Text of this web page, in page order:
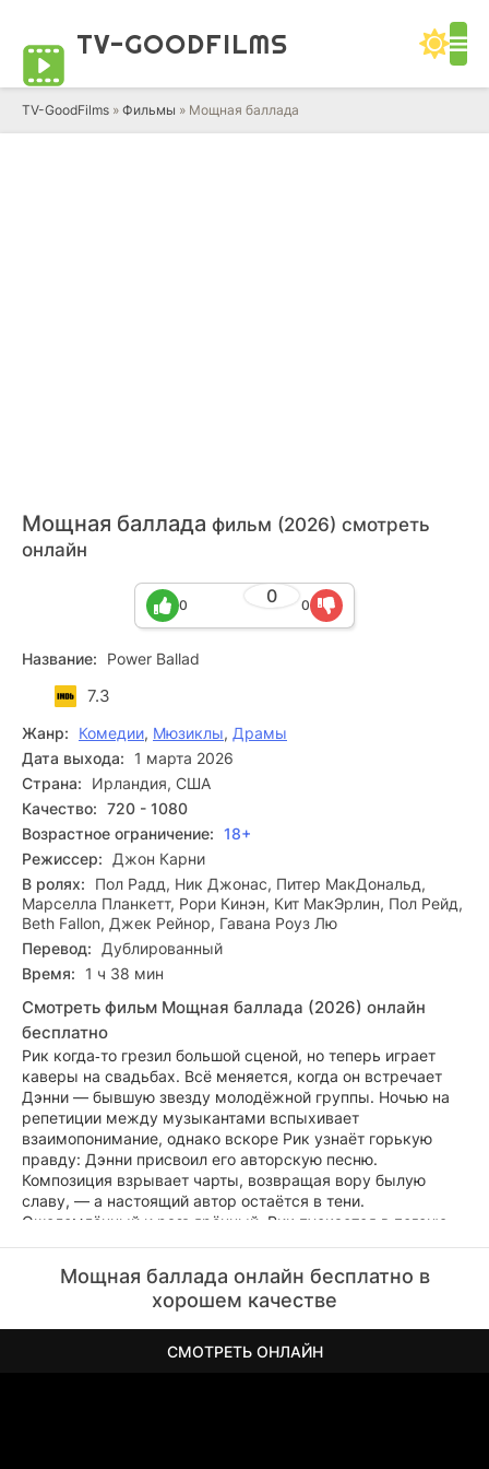
TV-GOODFILMS
TV-GoodFilms » Фильмы » Мощная баллада
Мощная баллада фильм (2026) смотреть
онлайн
0
0 0
Название: Power Ballad
7.3
Жанр: Комедии, Мюзиклы, Драмы
Дата выхода:
1 марта 2026
Страна:
Ирландия, США
Качество: 720 - 1080
Возрастное ограничение: 18+
Режиссер:
Джон Карни
В ролях:
Пол Радд, Ник Джонас, Питер МакДональд,
Марселла Планкетт, Рори Кинэн, Кит МакЭрлин, Пол Рейд,
Beth Fallon, Джек Рейнор, Гавана Роуз Лю
Перевод:
Дублированный
Время:
1 ч 38 мин
Смотреть фильм Мощная баллада (2026) онлайн
бесплатно
Рик когда‑то грезил большой сценой, но теперь играет
каверы на свадьбах. Всё меняется, когда он встречает
Дэнни — бывшую звезду молодёжной группы. Ночью на
репетиции между музыкантами вспыхивает
взаимопонимание, однако вскоре Рик узнаёт горькую
правду: Дэнни присвоил его авторскую песню.
Композиция взрывает чарты, возвращая вору былую
славу, — а настоящий автор остаётся в тени.
Ошеломлённый и разъярённый, Рик пускается в погоню
шоу‑бизнеса. Продюсеры, прознав о его поисках,
предлагают отступные — и перед гитаристом встаёт
мучительный выбор: деньги или принципы.
Мощная баллада онлайн бесплатно в
хорошем качестве
СМОТРЕТЬ ОНЛАЙН